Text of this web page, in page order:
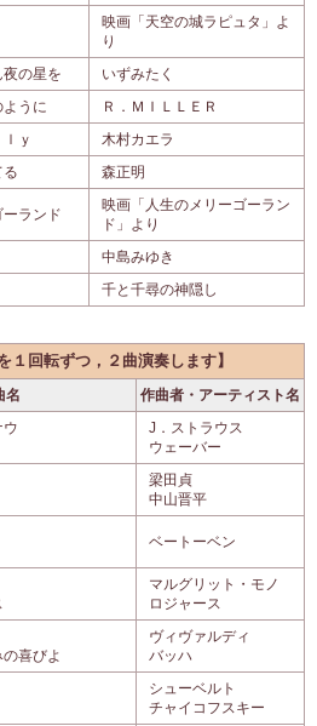
映画「天空の城ラピュタ」よ
り
夜の星を
いずみたく
ように
Ｒ．ＭＩＬＬＥＲ
ｙ
木村カエラ
る 森正明
ーランド
映画「人生のメリーゴーラン
ド」より
中島みゆき
千と千尋の神隠し
回転ずつ，２曲演奏します】
名 作曲者・アーティスト名
ウ
J．ストラウス
ウェーバー
梁田貞
中山晋平
ベートーベン
マルグリット・モノ
ロジャース
の喜びよ
ヴィヴァルディ
バッハ
シューベルト
チャイコフスキー